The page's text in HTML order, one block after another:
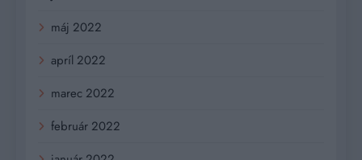
máj 2022
apríl 2022
marec 2022
február 2022